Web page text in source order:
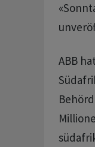
ABB